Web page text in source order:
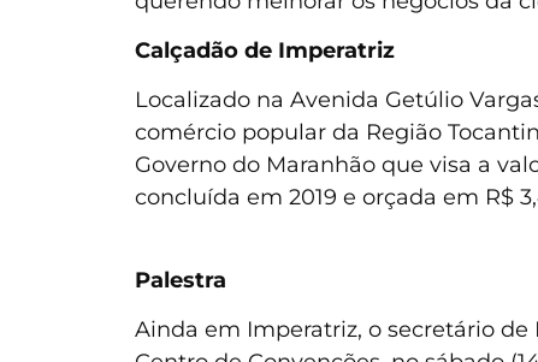
Calçadão de Imperatriz
Localizado na Avenida Getúlio
comércio popular da Região
Governo do Maranhão que visa a
concluída em 2019 e orçada em R$
Palestra
Ainda em Imperatriz, o secretário